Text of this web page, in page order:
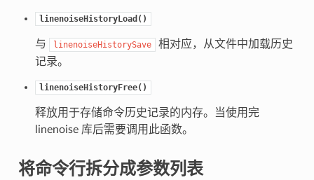
linenoiseHistoryLoad()
与 linenoiseHistorySave
相对应，从文件中加载历史
记录。
linenoiseHistoryFree()
释放用于存储命令历史记录的内存。当使用完
linenoise 库后需要调用此函数。
将命令行拆分成参数列表